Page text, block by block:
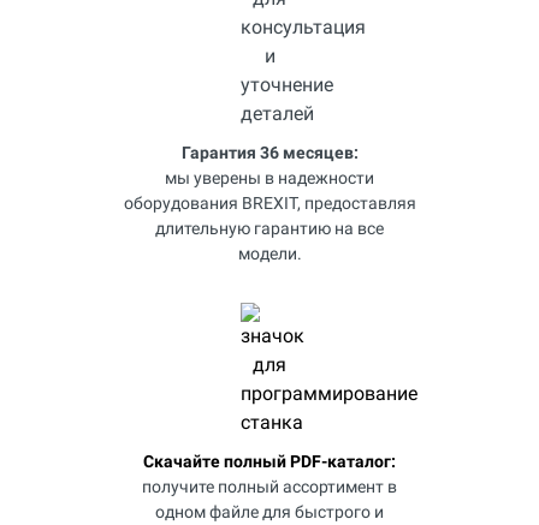
Гарантия 36 месяцев:
мы уверены в надежности
оборудования BREXIT, предоставляя
длительную гарантию на все
модели.
Скачайте полный PDF-каталог:
получите полный ассортимент в
одном файле для быстрого и